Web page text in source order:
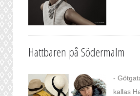
Hattbaren på Södermalm
-
kallas